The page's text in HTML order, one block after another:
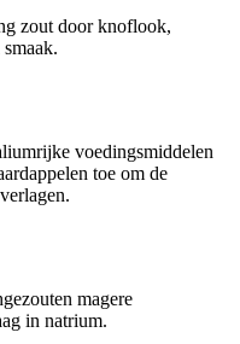
zout door knoflook,
voedingsmiddelen
toe om de
magere
in natrium.